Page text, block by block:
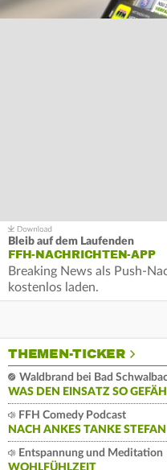
Bleib auf dem Laufenden
FFH-NACHRICHTEN-APP
Breaking News als Push-
kostenlos laden.
THEMEN-TICKER
Waldbrand bei Bad
WAS DEN EINSATZ SO
FFH Comedy Podcast
NACH ANKES TANKE
Entspannung und Meditation